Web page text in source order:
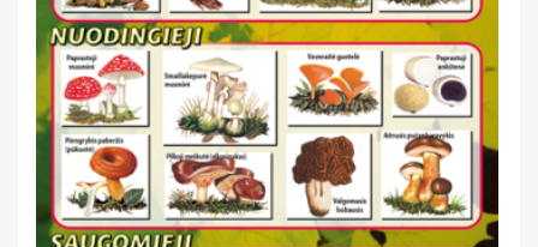
Saviugda ir psichologija
Grožinė literatūra
Žemėlapiai ir atlasai
Gaubliai
UŽSIENIO KALBA
GIMNAZIJA